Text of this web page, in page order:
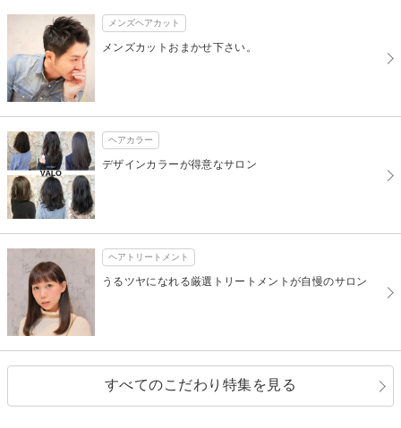
メンズヘアカット
メンズカットおまかせ下さい。
ヘアカラー
デザインカラーが得意なサロン
ヘアトリートメント
うるツヤになれる厳選トリートメントが自慢のサロン
すべてのこだわり特集を見る